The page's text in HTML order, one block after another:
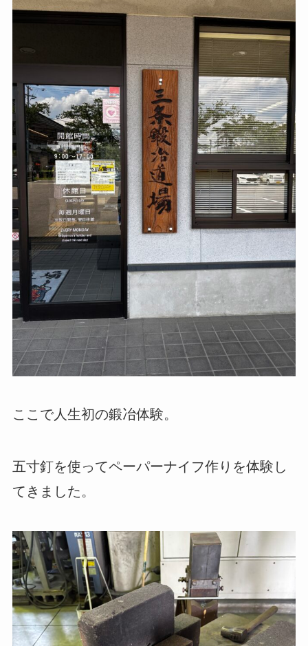
ここで人生初の鍛冶体験。
五寸釘を使ってペーパーナイフ作りを体験し
てきました。